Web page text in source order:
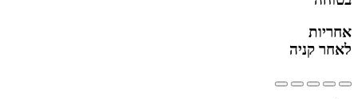
אחריות
לאחר קניה